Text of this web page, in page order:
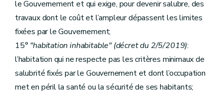
Art. 82
Section 2
De la prise en gestion unilatérale et judiciaire
Art.82/1
Sous-section1
Art. 82/2
Art.82/3
Art.82/4
Sous-section
De procédure de prise en gestion judiciaire
Art. 83
Art. 84
le Gouvernement et qui exige, pour devenir salubre, des
travaux dont le coût et l’ampleur dépassent les limites
fixées par le Gouvernement;
15° "habitation inhabitable" (décret du 2/5/2019):
l’habitation qui ne respecte pas les critères minimaux de
salubrité fixés par le Gouvernement et dont l’occupation
met en péril la santé ou la sécurité de ses habitants;